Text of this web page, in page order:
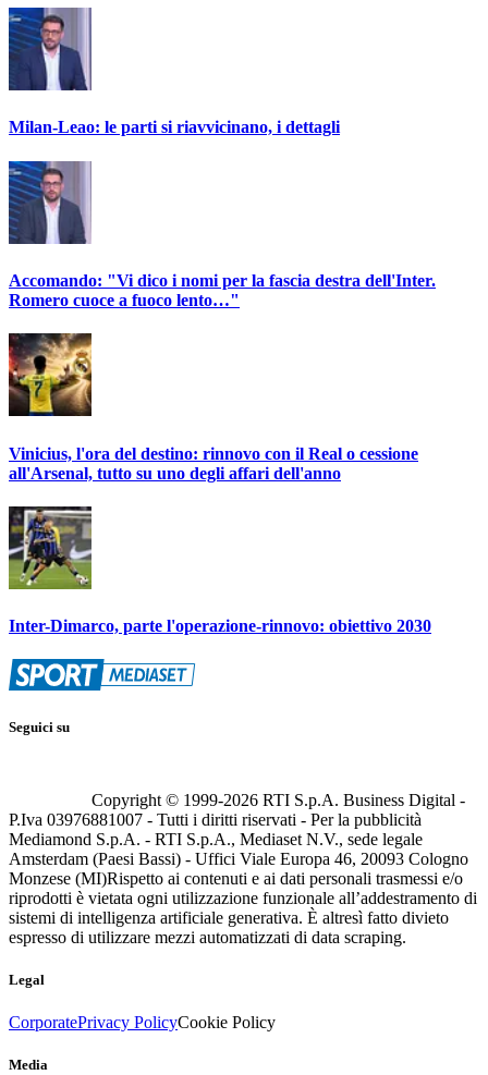
Milan-Leao: le parti si riavvicinano, i dettagli
Accomando: "Vi dico i nomi per la fascia destra dell'Inter.
Romero cuoce a fuoco lento…"
Vinicius, l'ora del destino: rinnovo con il Real o cessione
all'Arsenal, tutto su uno degli affari dell'anno
Inter-Dimarco, parte l'operazione-rinnovo: obiettivo 2030
Seguici su
Copyright © 1999-2026 RTI S.p.A. Business Digital -
P.Iva 03976881007 - Tutti i diritti riservati - Per la pubblicità
Mediamond S.p.A. - RTI S.p.A., Mediaset N.V., sede legale
Amsterdam (Paesi Bassi) - Uffici Viale Europa 46, 20093 Cologno
Monzese (MI)Rispetto ai contenuti e ai dati personali trasmessi e/o
riprodotti è vietata ogni utilizzazione funzionale all’addestramento di
sistemi di intelligenza artificiale generativa. È altresì fatto divieto
espresso di utilizzare mezzi automatizzati di data scraping.
Legal
CorporatePrivacy PolicyCookie Policy
Media